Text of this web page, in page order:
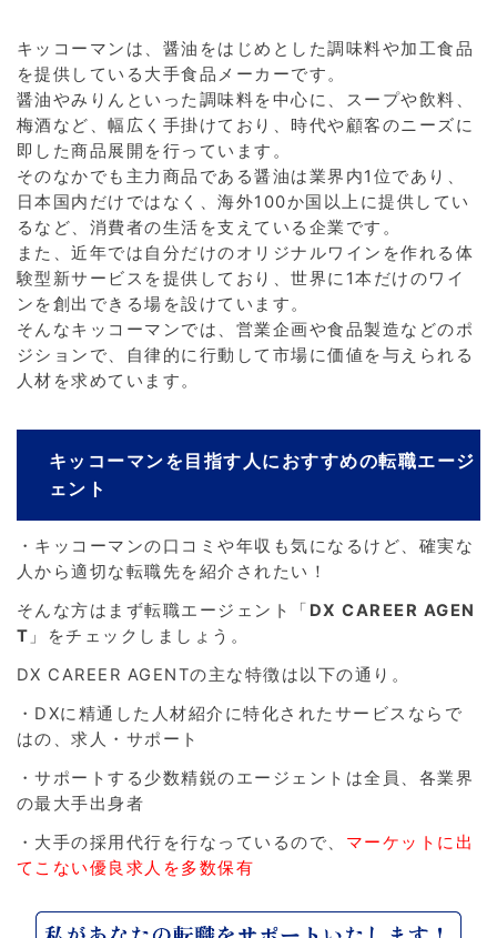
キッコーマンは、醤油をはじめとした調味料や加工食品
を提供している大手食品メーカーです。
醤油やみりんといった調味料を中心に、スープや飲料、
梅酒など、幅広く手掛けており、時代や顧客のニーズに
即した商品展開を行っています。
そのなかでも主力商品である醤油は業界内1位であり、
日本国内だけではなく、海外100か国以上に提供してい
るなど、消費者の生活を支えている企業です。
また、近年では自分だけのオリジナルワインを作れる体
験型新サービスを提供しており、世界に1本だけのワイ
ンを創出できる場を設けています。
そんなキッコーマンでは、営業企画や食品製造などのポ
ジションで、自律的に行動して市場に価値を与えられる
人材を求めています。
キッコーマンを目指す人におすすめの転職エージ
ェント
・キッコーマンの口コミや年収も気になるけど、確実な
人から適切な転職先を紹介されたい！
そんな方はまず転職エージェント「 DX CAREER AGEN
T 」をチェックしましょう。
DX CAREER AGENTの主な特徴は以下の通り。
・DXに精通した人材紹介に特化されたサービスならで
はの、求人・サポート
・サポートする少数精鋭のエージェントは全員、各業界
の最大手出身者
・大手の採用代行を行なっているので、 マーケットに出
てこない優良求人を多数保有